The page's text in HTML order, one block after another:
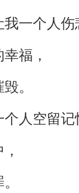
一个人伤
福，
。
空留记